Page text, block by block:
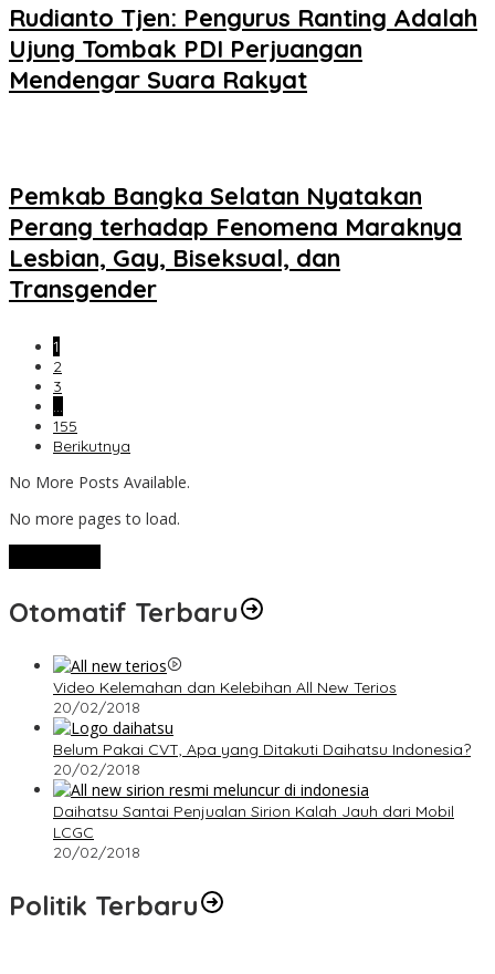
Rudianto Tjen: Pengurus Ranting Adalah
Ujung Tombak PDI Perjuangan
Mendengar Suara Rakyat
Pemkab Bangka Selatan Nyatakan
Perang terhadap Fenomena Maraknya
Lesbian, Gay, Biseksual, dan
Transgender
1
2
3
…
155
Berikutnya
No More Posts Available.
No more pages to load.
Otomatif Terbaru
Video Kelemahan dan Kelebihan All New Terios
20/02/2018
Belum Pakai CVT, Apa yang Ditakuti Daihatsu Indonesia?
20/02/2018
Daihatsu Santai Penjualan Sirion Kalah Jauh dari Mobil
LCGC
20/02/2018
Politik Terbaru